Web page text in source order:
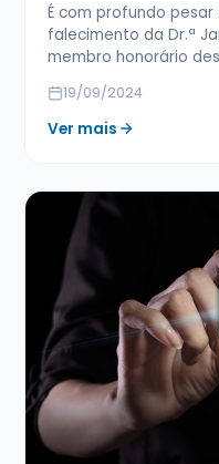
É com profundo pesar
falecimento da Dr.ª
membro honorário
19/09/2024
Ver mais